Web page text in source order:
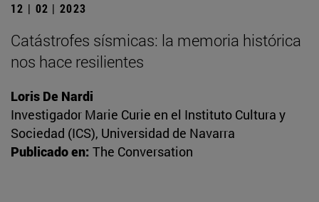
12 | 02 | 2023
Catástrofes sísmicas: la memoria histórica
nos hace resilientes
Loris De Nardi
Investigador Marie Curie en el Instituto Cultura y
Sociedad (ICS), Universidad de Navarra
Publicado en: The Conversation